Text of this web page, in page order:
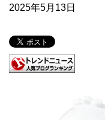
2025年5月13日